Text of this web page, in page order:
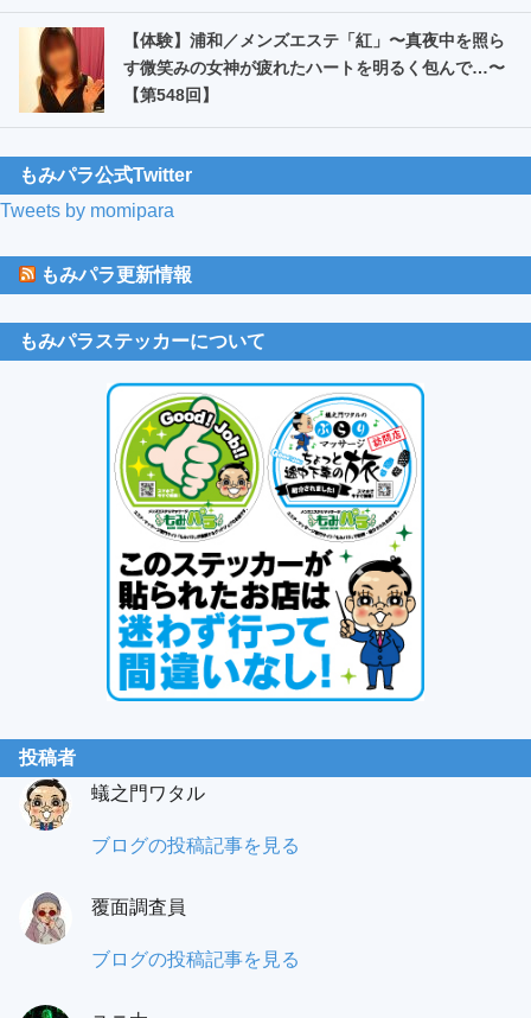
【体験】浦和／メンズエステ「紅」〜真夜中を照ら
す微笑みの女神が疲れたハートを明るく包んで…〜
【第548回】
もみパラ公式Twitter
Tweets by momipara
もみパラ更新情報
もみパラステッカーについて
投稿者
蟻之門ワタル
蟻
門
ブログの投稿記事を見る
覆面調査員
も
ブログの投稿記事を見る